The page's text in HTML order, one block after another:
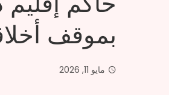
بموقف
مايو 11, 2026